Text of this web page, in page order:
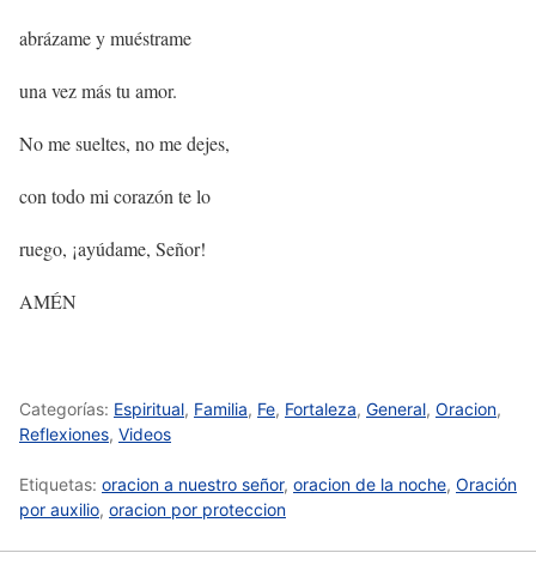
abrázame y muéstrame
una vez más tu amor.
No me sueltes, no me dejes,
con todo mi corazón te lo
ruego, ¡ayúdame, Señor!
AMÉN
Categorías: Espiritual, Familia, Fe, Fortaleza, General, Oracion,
Reflexiones, Videos
Etiquetas: oracion a nuestro señor, oracion de la noche, Oración
por auxilio, oracion por proteccion